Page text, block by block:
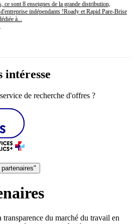
ce sont 8 enseignes de la grande distribution,
indépendants !Roady et Rapid Pare-Brise
à...
intéresse
de recherche d'offres ?
du marché du travail en